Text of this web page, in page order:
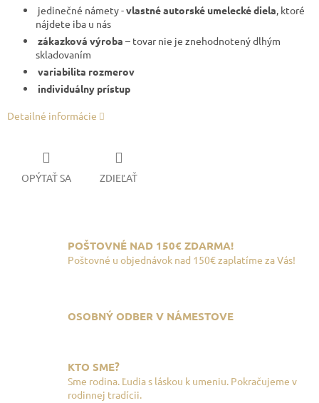
jedinečné námety -vlastné autorské umelecké diela, ktoré
nájdete iba u nás
zákazková výroba – tovar nie je znehodnotený dlhým
skladovaním
variabilita rozmerov
individuálny prístup
Detailné informácie
OPÝTAŤ SA ZDIEĽAŤ
POŠTOVNÉ NAD 150€ ZDARMA!
Poštovné u objednávok nad 150€ zaplatíme za Vás!
OSOBNÝ ODBER V NÁMESTOVE
KTO SME?
Sme rodina. Ľudia s láskou k umeniu. Pokračujeme v
rodinnej tradícii.